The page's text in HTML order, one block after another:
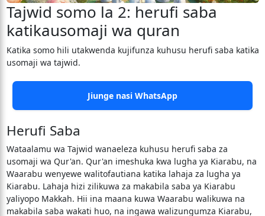
Tajwid somo la 2: herufi saba
katikausomaji wa quran
Katika somo hili utakwenda kujifunza kuhusu herufi saba katika
usomaji wa tajwid.
Jiunge nasi WhatsApp
Herufi Saba
Wataalamu wa Tajwid wanaeleza kuhusu herufi saba za
usomaji wa Qur'an. Qur'an imeshuka kwa lugha ya Kiarabu, na
Waarabu wenyewe walitofautiana katika lahaja za lugha ya
Kiarabu. Lahaja hizi zilikuwa za makabila saba ya Kiarabu
yaliyopo Makkah. Hii ina maana kuwa Waarabu walikuwa na
makabila saba wakati huo, na ingawa walizungumza Kiarabu,